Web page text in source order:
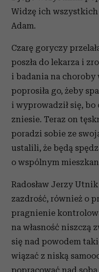
Widzę ich wszystkich
Adam.
Czarę goryczy
poszła do lekarza i
i badania na choroby
poprosiła go, żeby
i wyprowadził się, bo
zniesie. Teraz on
poradzi sobie ze
ustalili, że będą
o wspólnym
Radosław Jerzy
zazdrość, również o
pragnienie
na własność niszczą
się nad powodem
wiązać z niską
popracować nad